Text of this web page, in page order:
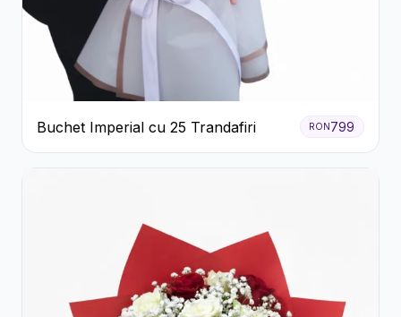
Buchet Imperial cu 25 Trandafiri RON799